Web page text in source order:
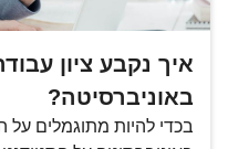
איך נקבע ציון
באוניברסיטה?
בכדי להיות מתוגמלים על